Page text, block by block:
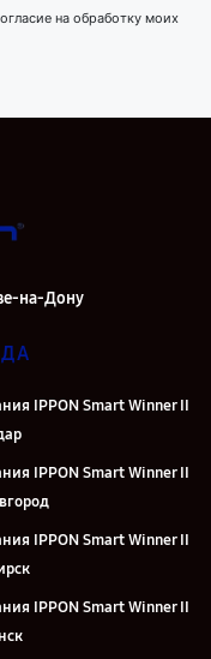
на обработку моих
на-Дону
IPPON Smart Winner II
IPPON Smart Winner II
IPPON Smart Winner II
IPPON Smart Winner II